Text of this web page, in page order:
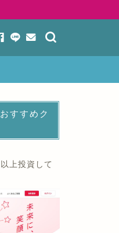
すすめク
上投資して